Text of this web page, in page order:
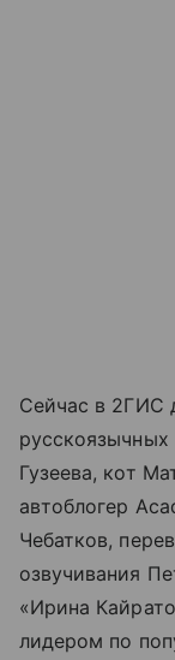
Сейчас в 2ГИС
Гузеева, кот
автоблогер
Чебатков,
озвучивания
«Ирина
лидером по